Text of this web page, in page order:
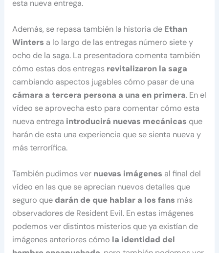
esta nueva entrega.
Además, se repasa también la historia de Ethan
Winters a lo largo de las entregas número siete y
ocho de la saga. La presentadora comenta también
cómo estas dos entregas revitalizaron la saga
cambiando aspectos jugables cómo pasar de una
cámara a tercera persona a una en primera. En el
vídeo se aprovecha esto para comentar cómo esta
nueva entrega introducirá nuevas mecánicas que
harán de esta una experiencia que se sienta nueva y
más terrorífica.
También pudimos ver nuevas imágenes al final del
vídeo en las que se aprecian nuevos detalles que
seguro que darán de que hablar a los fans más
observadores de Resident Evil. En estas imágenes
podemos ver distintos misterios que ya existían de
imágenes anteriores cómo la identidad del